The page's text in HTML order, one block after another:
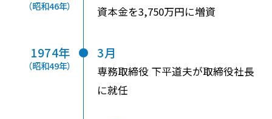
（昭和46年） 資本金を3,750万円に増資
1974年
（昭和49年）
3月
専務取締役 下平道夫が取締役社長
に就任